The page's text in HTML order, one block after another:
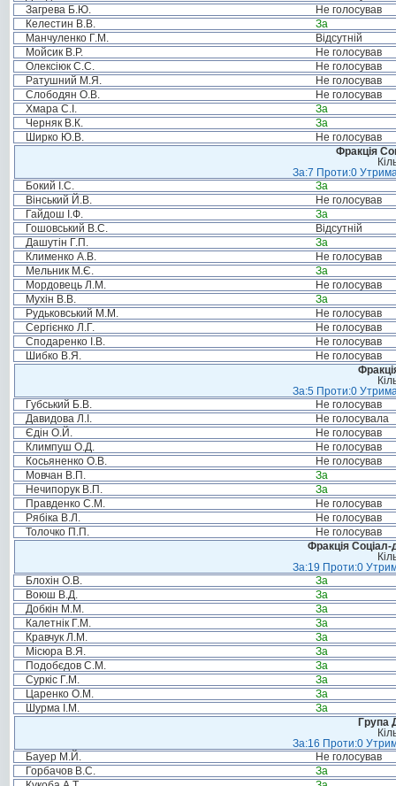
Загрева Б.Ю.
Не голосував
Келестин В.В.
За
Манчуленко Г.М.
Відсутній
Мойсик В.Р.
Не голосував
Олексіюк С.С.
Не голосував
Ратушний М.Я.
Не голосував
Слободян О.В.
Не голосував
Хмара С.І.
За
Черняк В.К.
За
Ширко Ю.В.
Не голосував
Фракція
За:7 Проти:0
Бокий І.С.
За
Вінський Й.В.
Не голосував
Гайдош І.Ф.
За
Гошовський В.С.
Відсутній
Дашутін Г.П.
За
Клименко А.В.
Не голосував
Мельник М.Є.
За
Мордовець Л.М.
Не голосував
Мухін В.В.
За
Рудьковський М.М.
Не голосував
Сергієнко Л.Г.
Не голосував
Сподаренко І.В.
Не голосував
Шибко В.Я.
Не голосував
За:5 Проти:0
Губський Б.В.
Не голосував
Давидова Л.І.
Не голосувала
Єдін О.Й.
Не голосував
Климпуш О.Д.
Не голосував
Косьяненко О.В.
Не голосував
Мовчан В.П.
За
Нечипорук В.П.
За
Правденко С.М.
Не голосував
Рябіка В.Л.
Не голосував
Толочко П.П.
Не голосував
Фракція Соціал-
За:19 Проти:0
Блохін О.В.
За
Воюш В.Д.
За
Добкін М.М.
За
Калетнік Г.М.
За
Кравчук Л.М.
За
Місюра В.Я.
За
Подобєдов С.М.
За
Суркіс Г.М.
За
Царенко О.М.
За
Шурма І.М.
За
Група
За:16 Проти:0
Бауер М.Й.
Не голосував
Горбачов В.С.
За